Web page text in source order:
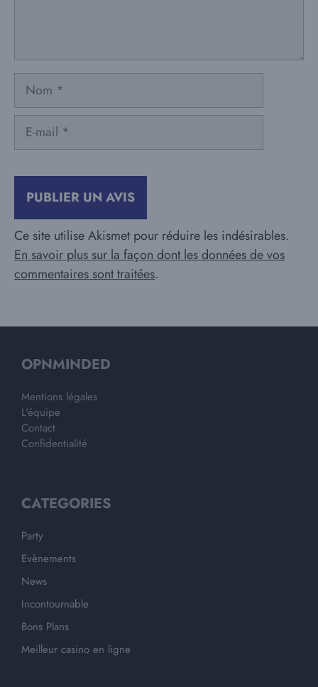
Nom
Ce site utilise Akismet pour réduire les indésirables.
En savoir plus sur la façon dont les données de vos
commentaires sont traitées.
OPNMINDED
Mentions légales
L'équipe
Contact
Confidentialité
CATEGORIES
Party
Evènements
News
Incontournable
Bons Plans
Meilleur casino en ligne